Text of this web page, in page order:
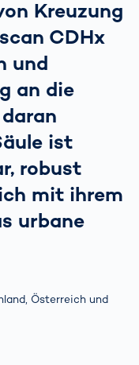
Kreuzung
CDHx
und
an die
ist
robust
mit ihrem
urbane
Österreich und